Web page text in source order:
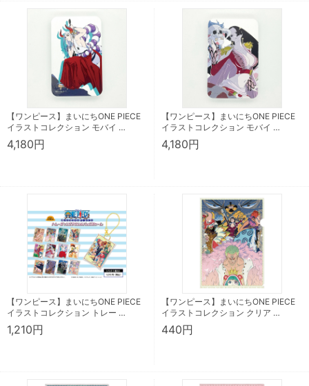
【ワンピース】まいにちONE PIECE
イラストコレクション モバイ …
4,180円
【ワンピース】まいにちONE PIECE
イラストコレクション モバイ …
4,180円
【ワンピース】まいにちONE PIECE
イラストコレクション トレー …
1,210円
【ワンピース】まいにちONE PIECE
イラストコレクション クリア …
440円